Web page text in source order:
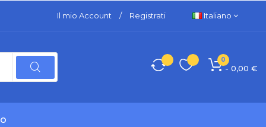
Il mio Account / Registrati Italiano
0
- 0,00 €